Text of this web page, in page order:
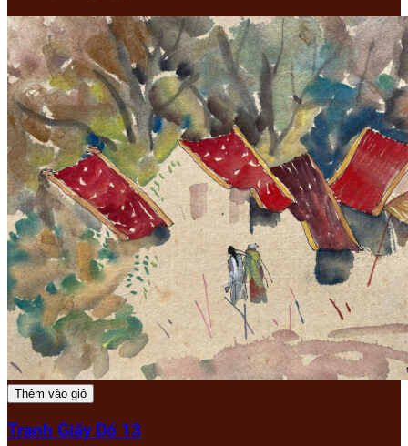
Thêm vào giỏ
Tranh Giấy Dó 13